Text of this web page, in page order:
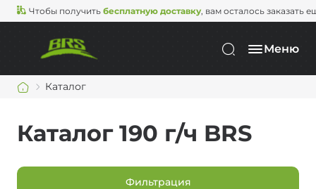
Чтобы получить бесплатную доставку, вам осталось заказать
Меню
Каталог
Каталог 190 г/ч BRS
Фильтрация